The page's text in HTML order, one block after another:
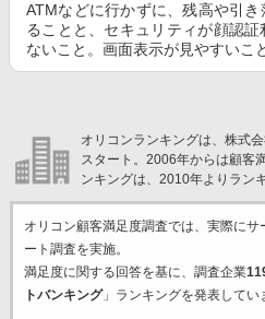
ATMなどに行かずに、残高や引
ることと、セキュリティが顔認
ないこと。画面表示が見やすいこ
オリコンランキングは、株式
スタート。2006年からは顧客
ンキングは、2010年よりラン
オリコン顧客満足度調査では、実際にサ
ート調査を実施。
満足度に関する回答を基に、調査企業
トバンキング」ランキングを発表してい